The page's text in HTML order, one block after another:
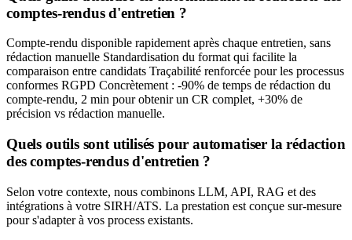
comptes-rendus d'entretien ?
Compte-rendu disponible rapidement après chaque entretien, sans
rédaction manuelle Standardisation du format qui facilite la
comparaison entre candidats Traçabilité renforcée pour les processus
conformes RGPD Concrètement : -90% de temps de rédaction du
compte-rendu, 2 min pour obtenir un CR complet, +30% de
précision vs rédaction manuelle.
Quels outils sont utilisés pour automatiser la rédaction
des comptes-rendus d'entretien ?
Selon votre contexte, nous combinons LLM, API, RAG et des
intégrations à votre SIRH/ATS. La prestation est conçue sur-mesure
pour s'adapter à vos process existants.